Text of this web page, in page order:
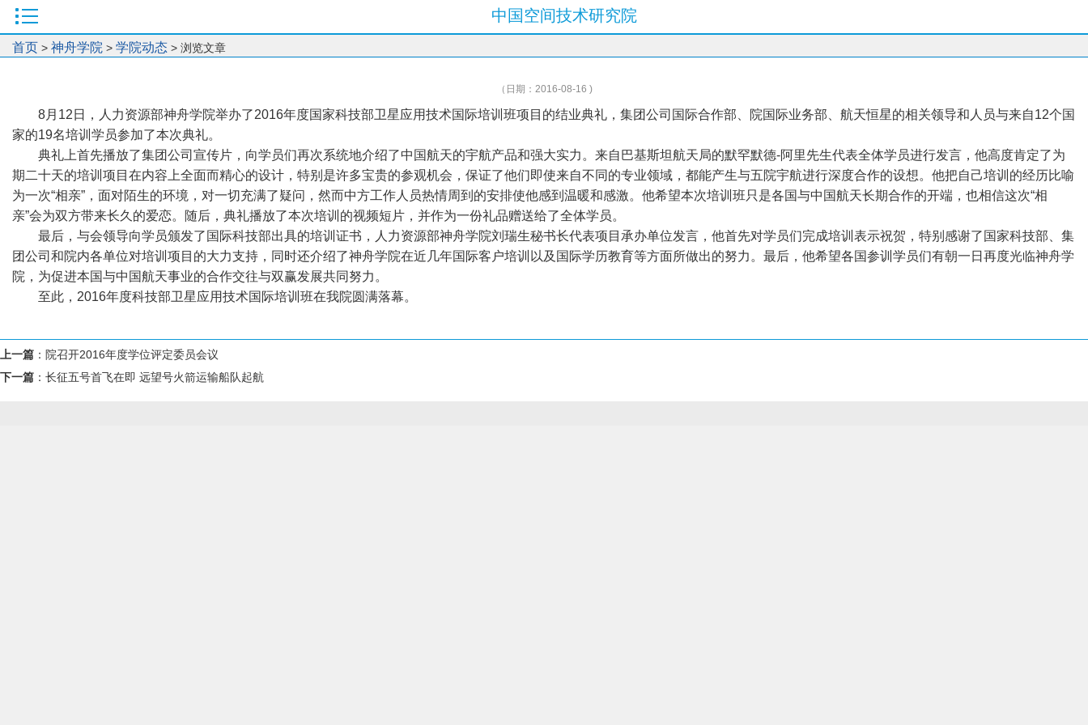
中国空间技术研究院
首页 > 神舟学院 > 学院动态 > 浏览文章
（日期：2016-08-16 )
8月12日，人力资源部神舟学院举办了2016年度国家科技部卫星应用技术国际培训班项目的结业典礼，集团公司国际合作部、院国际业务部、航天恒星的相关领导和人员与来自12个国
家的19名培训学员参加了本次典礼。
典礼上首先播放了集团公司宣传片，向学员们再次系统地介绍了中国航天的宇航产品和强大实力。来自巴基斯坦航天局的默罕默德-阿里先生代表全体学员进行发言，他高度肯定了为
期二十天的培训项目在内容上全面而精心的设计，特别是许多宝贵的参观机会，保证了他们即使来自不同的专业领域，都能产生与五院宇航进行深度合作的设想。他把自己培训的经历比喻
为一次“相亲”，面对陌生的环境，对一切充满了疑问，然而中方工作人员热情周到的安排使他感到温暖和感激。他希望本次培训班只是各国与中国航天长期合作的开端，也相信这次“相
亲”会为双方带来长久的爱恋。随后，典礼播放了本次培训的视频短片，并作为一份礼品赠送给了全体学员。
最后，与会领导向学员颁发了国际科技部出具的培训证书，人力资源部神舟学院刘瑞生秘书长代表项目承办单位发言，他首先对学员们完成培训表示祝贺，特别感谢了国家科技部、集
团公司和院内各单位对培训项目的大力支持，同时还介绍了神舟学院在近几年国际客户培训以及国际学历教育等方面所做出的努力。最后，他希望各国参训学员们有朝一日再度光临神舟学
院，为促进本国与中国航天事业的合作交往与双赢发展共同努力。
至此，2016年度科技部卫星应用技术国际培训班在我院圆满落幕。
上一篇 ： 院召开2016年度学位评定委员会议
下一篇 ： 长征五号首飞在即 远望号火箭运输船队起航